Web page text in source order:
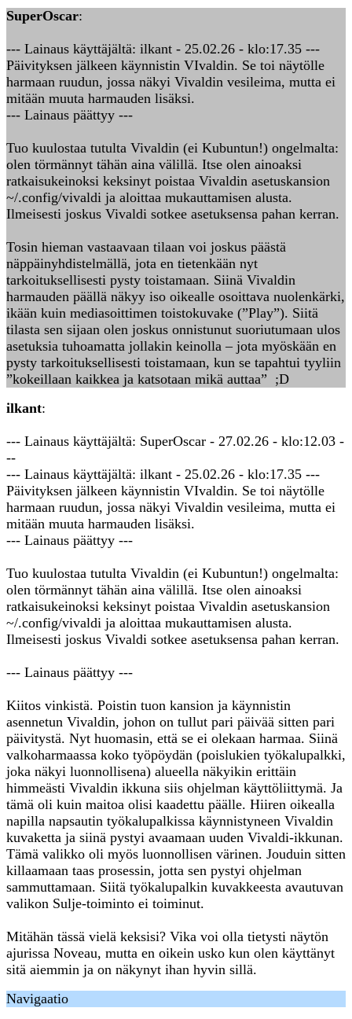
SuperOscar:
--- Lainaus käyttäjältä: ilkant - 25.02.26 - klo:17.35 ---
Päivityksen jälkeen käynnistin VIvaldin. Se toi näytölle
harmaan ruudun, jossa näkyi Vivaldin vesileima, mutta ei
mitään muuta harmauden lisäksi.
--- Lainaus päättyy ---
Tuo kuulostaa tutulta Vivaldin (ei Kubuntun!) ongelmalta:
olen törmännyt tähän aina välillä. Itse olen ainoaksi
ratkaisukeinoksi keksinyt poistaa Vivaldin asetuskansion
~/.config/vivaldi ja aloittaa mukauttamisen alusta.
Ilmeisesti joskus Vivaldi sotkee asetuksensa pahan kerran.
Tosin hieman vastaavaan tilaan voi joskus päästä
näppäinyhdistelmällä, jota en tietenkään nyt
tarkoituksellisesti pysty toistamaan. Siinä Vivaldin
harmauden päällä näkyy iso oikealle osoittava nuolenkärki,
ikään kuin mediasoittimen toistokuvake (”Play”). Siitä
tilasta sen sijaan olen joskus onnistunut suoriutumaan ulos
asetuksia tuhoamatta jollakin keinolla – jota myöskään en
pysty tarkoituksellisesti toistamaan, kun se tapahtui tyyliin
”kokeillaan kaikkea ja katsotaan mikä auttaa” ;D
ilkant:
--- Lainaus käyttäjältä: SuperOscar - 27.02.26 - klo:12.03 -
--
--- Lainaus käyttäjältä: ilkant - 25.02.26 - klo:17.35 ---
Päivityksen jälkeen käynnistin VIvaldin. Se toi näytölle
harmaan ruudun, jossa näkyi Vivaldin vesileima, mutta ei
mitään muuta harmauden lisäksi.
--- Lainaus päättyy ---
Tuo kuulostaa tutulta Vivaldin (ei Kubuntun!) ongelmalta:
olen törmännyt tähän aina välillä. Itse olen ainoaksi
ratkaisukeinoksi keksinyt poistaa Vivaldin asetuskansion
~/.config/vivaldi ja aloittaa mukauttamisen alusta.
Ilmeisesti joskus Vivaldi sotkee asetuksensa pahan kerran.
--- Lainaus päättyy ---
Kiitos vinkistä. Poistin tuon kansion ja käynnistin
asennetun Vivaldin, johon on tullut pari päivää sitten pari
päivitystä. Nyt huomasin, että se ei olekaan harmaa. Siinä
valkoharmaassa koko työpöydän (poislukien työkalupalkki,
joka näkyi luonnollisena) alueella näkyikin erittäin
himmeästi Vivaldin ikkuna siis ohjelman käyttöliittymä. Ja
tämä oli kuin maitoa olisi kaadettu päälle. Hiiren oikealla
napilla napsautin työkalupalkissa käynnistyneen Vivaldin
kuvaketta ja siinä pystyi avaamaan uuden Vivaldi-ikkunan.
Tämä valikko oli myös luonnollisen värinen. Jouduin sitten
killaamaan taas prosessin, jotta sen pystyi ohjelman
sammuttamaan. Siitä työkalupalkin kuvakkeesta avautuvan
valikon Sulje-toiminto ei toiminut.
Mitähän tässä vielä keksisi? Vika voi olla tietysti näytön
ajurissa Noveau, mutta en oikein usko kun olen käyttänyt
sitä aiemmin ja on näkynyt ihan hyvin sillä.
Navigaatio